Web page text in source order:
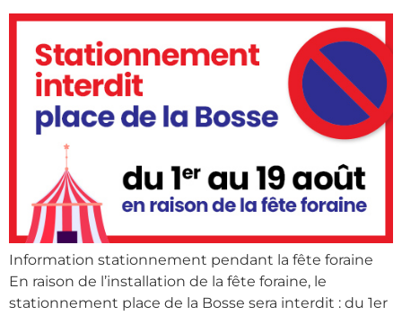
Information stationnement pendant la fête foraine
En raison de l’installation de la fête foraine, le
stationnement place de la Bosse sera interdit : du 1er